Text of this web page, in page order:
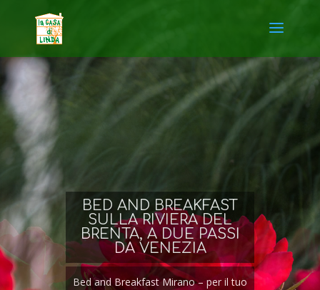
BED AND BREAKFAST
SULLA RIVIERA DEL
BRENTA, A DUE PASSI
DA VENEZIA
Bed and Breakfast Mirano – per il tuo